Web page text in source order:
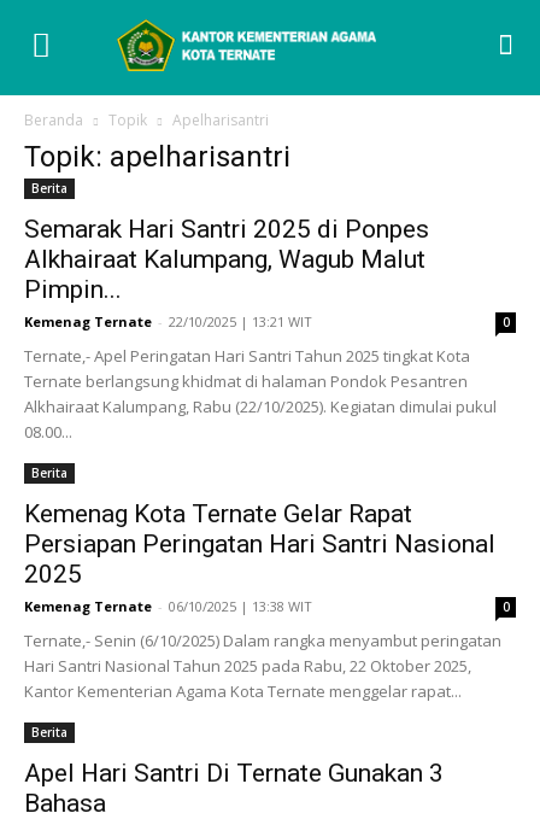
Beranda Topik Apelharisantri
Topik: apelharisantri
Berita
Semarak Hari Santri 2025 di Ponpes
Alkhairaat Kalumpang, Wagub Malut
Pimpin...
Kemenag Ternate - 22/10/2025 | 13:21 WIT 0
Ternate,- Apel Peringatan Hari Santri Tahun 2025 tingkat Kota
Ternate berlangsung khidmat di halaman Pondok Pesantren
Alkhairaat Kalumpang, Rabu (22/10/2025). Kegiatan dimulai pukul
08.00...
Berita
Kemenag Kota Ternate Gelar Rapat
Persiapan Peringatan Hari Santri Nasional
2025
Kemenag Ternate - 06/10/2025 | 13:38 WIT 0
Ternate,- Senin (6/10/2025) Dalam rangka menyambut peringatan
Hari Santri Nasional Tahun 2025 pada Rabu, 22 Oktober 2025,
Kantor Kementerian Agama Kota Ternate menggelar rapat...
Berita
Apel Hari Santri Di Ternate Gunakan 3
Bahasa